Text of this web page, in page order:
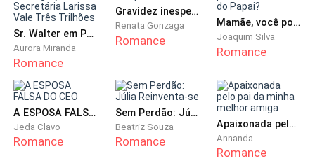
Sr. Walter em Perseguição! Secretária Larissa Vale Três Trilhões
Aurora Miranda
Romance
Gravidez inesperada
Renata Gonzaga
Romance
Mamãe, você pode se divorciar do Papai?
Joaquim Silva
Romance
A ESPOSA FALSA DO CEO
Jeda Clavo
Romance
Sem Perdão: Júlia Reinventa-se
Beatriz Souza
Romance
Apaixonada pelo pai da minha melhor amiga
Annanda
Romance